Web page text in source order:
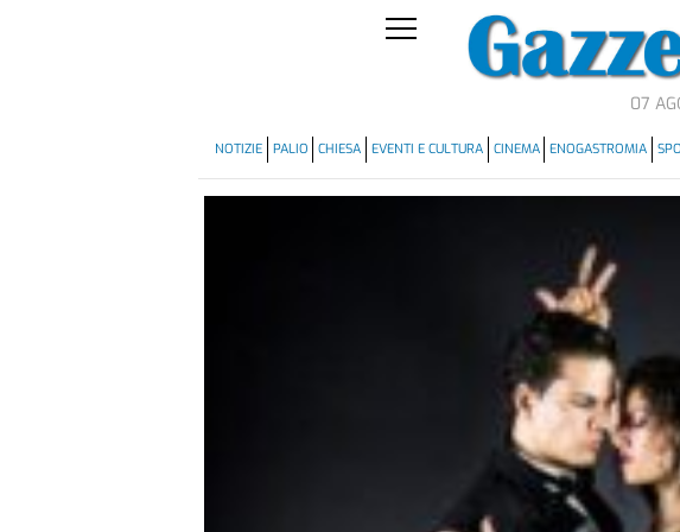
07
NOTIZIE PALIO CHIESA EVENTI E CULTURA CINEMA ENOGASTROMIA